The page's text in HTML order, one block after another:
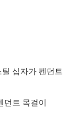
십자가 펜던트
던트 목걸이